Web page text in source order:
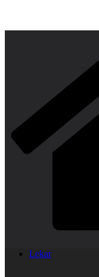
Lekar